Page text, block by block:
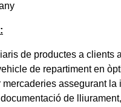
de productes a clients
de repartiment en
assegurant la
de